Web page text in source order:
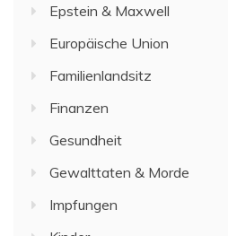
Epstein & Maxwell
Europäische Union
Familienlandsitz
Finanzen
Gesundheit
Gewalttaten & Morde
Impfungen